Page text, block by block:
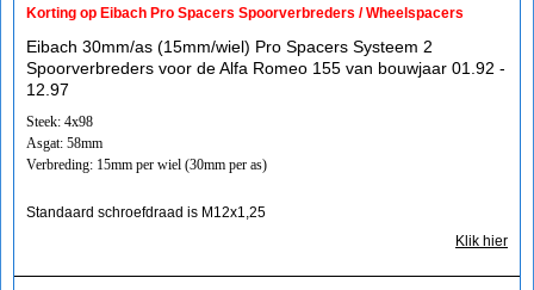
Korting op Eibach Pro Spacers Spoorverbreders / Wheelspacers
Eibach 30mm/as (15mm/wiel) Pro Spacers Systeem 2
Spoorverbreders voor de Alfa Romeo 155 van bouwjaar 01.92 -
12.97
Steek: 4x98
Asgat: 58mm
Verbreding: 15mm per wiel (30mm per as)
Standaard schroefdraad is M12x1,25
Klik hier